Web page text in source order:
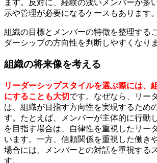
ます。反対に、経験の浅いメンバーが多
示や管理が必要になるケースもあります。
組織の目標とメンバーの特徴を整理する
ダーシップの方向性を判断しやすくなりま
組織の将来像を考える
リーダーシップスタイルを選ぶ際には、
にすることも大切です。なぜなら、リー
は、組織が目指す方向性を実現するため
す。たとえば、メンバーが主体的に行動
を目指す場合は、自律性を重視したリー
います。一方、信頼関係を重視した働き
場合には、メンバーとの対話を重視する
す。